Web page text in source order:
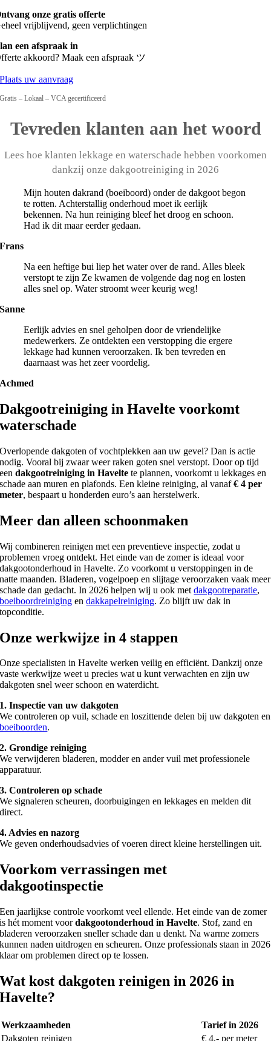
onze gratis offerte
vrijblijvend, geen verplichtingen
een afspraak in
akkoord? Maak een afspraak ツ
Plaats uw aanvraag
Gratis – Lokaal – VCA gecertificeerd
Tevreden klanten aan het woord
Lees hoe klanten lekkage en waterschade hebben voorkomen
dankzij onze dakgootreiniging in 2026
Mijn houten dakrand (boeiboord) onder de dakgoot begon
te rotten. Achterstallig onderhoud moet ik eerlijk
bekennen. Na hun reiniging bleef het droog en schoon.
Had ik dit maar eerder gedaan.
Frans
Na een heftige bui liep het water over de rand. Alles bleek
verstopt te zijn Ze kwamen de volgende dag nog en losten
alles snel op. Water stroomt weer keurig weg!
Sanne
Eerlijk advies en snel geholpen door de vriendelijke
medewerkers. Ze ontdekten een verstopping die ergere
lekkage had kunnen veroorzaken. Ik ben tevreden en
daarnaast was het zeer voordelig.
Achmed
Dakgootreiniging in Havelte voorkomt
waterschade
Overlopende dakgoten of vochtplekken aan uw gevel? Dan is actie
nodig. Vooral bij zwaar weer raken goten snel verstopt. Door op tijd
eendakgootreiniging in Havelte te plannen, voorkomt u lekkages en
schade aan muren en plafonds. Een kleine reiniging, al vanaf€ 4 per
meter, bespaart u honderden euro’s aan herstelwerk.
Meer dan alleen schoonmaken
Wij combineren reinigen met een preventieve inspectie, zodat u
problemen vroeg ontdekt. Het einde van de zomer is ideaal voor
dakgootonderhoud in Havelte. Zo voorkomt u verstoppingen in de
natte maanden. Bladeren, vogelpoep en slijtage veroorzaken vaak meer
schade dan gedacht. In 2026 helpen wij u ook metdakgootreparatie,
boeiboordreiniging endakkapelreiniging. Zo blijft uw dak in
topconditie.
Onze werkwijze in 4 stappen
Onze specialisten in Havelte werken veilig en efficiënt. Dankzij onze
vaste werkwijze weet u precies wat u kunt verwachten en zijn uw
dakgoten snel weer schoon en waterdicht.
1. Inspectie van uw dakgoten
We controleren op vuil, schade en loszittende delen bij uw dakgoten en
boeiboorden.
2. Grondige reiniging
We verwijderen bladeren, modder en ander vuil met professionele
apparatuur.
3. Controleren op schade
We signaleren scheuren, doorbuigingen en lekkages en melden dit
direct.
4. Advies en nazorg
We geven onderhoudsadvies of voeren direct kleine herstellingen uit.
Voorkom verrassingen met
dakgootinspectie
Een jaarlijkse controle voorkomt veel ellende. Het einde van de zomer
is hét moment voordakgootonderhoud in Havelte. Stof, zand en
bladeren veroorzaken sneller schade dan u denkt. Na warme zomers
kunnen naden uitdrogen en scheuren. Onze professionals staan in 2026
klaar om problemen direct op te lossen.
Wat kost dakgoten reinigen in 2026 in
Havelte?
Werkzaamheden
Tarief in 2026
Dakgoten reinigen
€ 4,- per meter